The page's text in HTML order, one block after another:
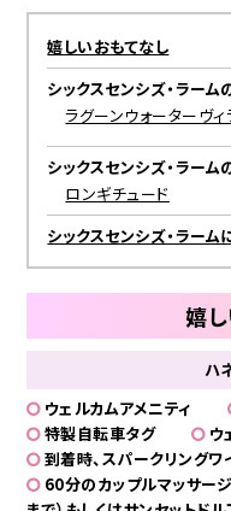
嬉しいおもてなし
シックスセンシズ・ラー
ラグーンウォーターヴィ
シックスセンシズ・ラーム
ロンギチュード
シックスセンシズ・ラー
嬉
ハ
ウェルカムアメニティ
特製自転車タグ
ウ
到着時、スパークリングワ
60分のカップルマッサー